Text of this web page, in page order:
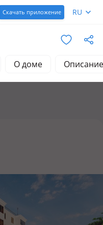
Скачать приложение RU
О доме Описание